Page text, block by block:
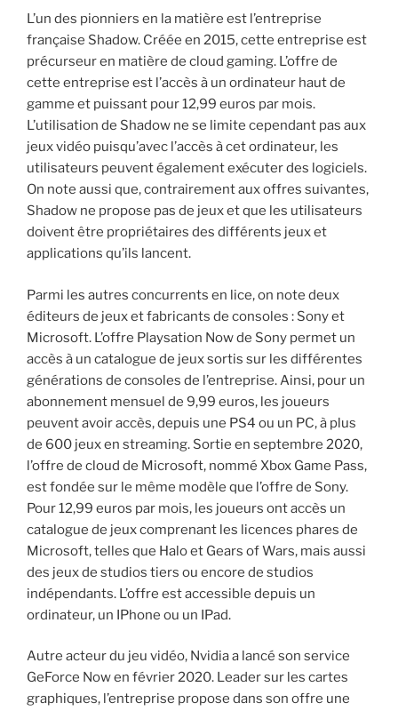
L’un des pionniers en la matière est l’entreprise
française Shadow. Créée en 2015, cette entreprise est
précurseur en matière de cloud gaming. L’offre de
cette entreprise est l’accès à un ordinateur haut de
gamme et puissant pour 12,99 euros par mois.
L’utilisation de Shadow ne se limite cependant pas aux
jeux vidéo puisqu’avec l’accès à cet ordinateur, les
utilisateurs peuvent également exécuter des logiciels.
On note aussi que, contrairement aux offres suivantes,
Shadow ne propose pas de jeux et que les utilisateurs
doivent être propriétaires des différents jeux et
applications qu’ils lancent.
Parmi les autres concurrents en lice, on note deux
éditeurs de jeux et fabricants de consoles : Sony et
Microsoft. L’offre Playsation Now de Sony permet un
accès à un catalogue de jeux sortis sur les différentes
générations de consoles de l’entreprise. Ainsi, pour un
abonnement mensuel de 9,99 euros, les joueurs
peuvent avoir accès, depuis une PS4 ou un PC, à plus
de 600 jeux en streaming. Sortie en septembre 2020,
l’offre de cloud de Microsoft, nommé Xbox Game Pass,
est fondée sur le même modèle que l’offre de Sony.
Pour 12,99 euros par mois, les joueurs ont accès un
catalogue de jeux comprenant les licences phares de
Microsoft, telles que Halo et Gears of Wars, mais aussi
des jeux de studios tiers ou encore de studios
indépendants. L’offre est accessible depuis un
ordinateur, un IPhone ou un IPad.
Autre acteur du jeu vidéo, Nvidia a lancé son service
GeForce Now en février 2020. Leader sur les cartes
graphiques, l’entreprise propose dans son offre une